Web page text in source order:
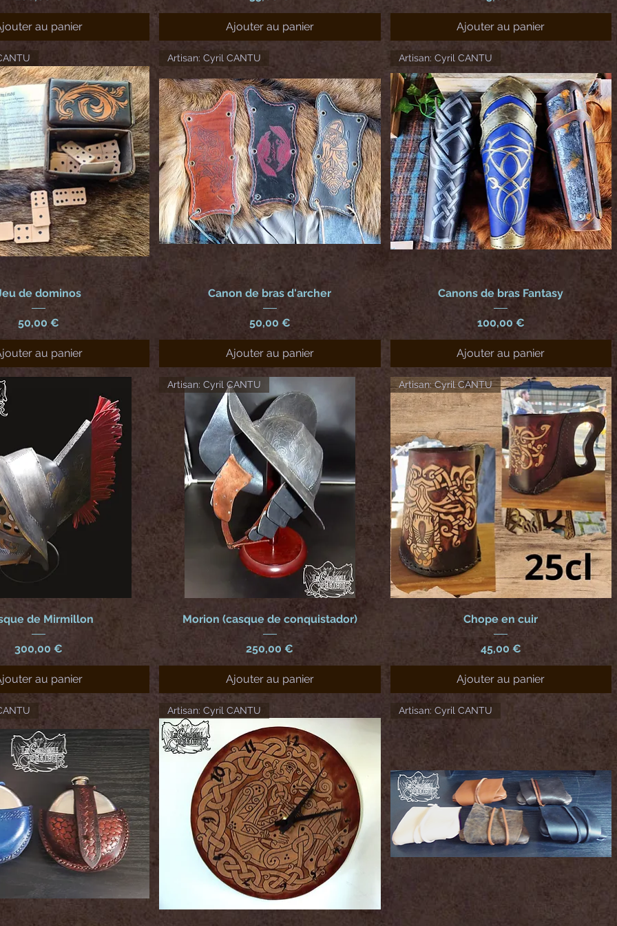
au panier Ajouter au panier Ajouter au panier
de dominos
Prix
50,00 €
au panier
Artisan: Cyril CANTU
Canon de bras d'archer
Prix
50,00 €
Ajouter au panier
Artisan: Cyril CANTU
Canons de bras Fantasy
Prix
100,00 €
Ajouter au panier
de Mirmillon
Prix
300,00 €
au panier
Artisan: Cyril CANTU
Morion (casque de conquistador)
Prix
250,00 €
Ajouter au panier
Artisan: Cyril CANTU
Chope en cuir
Prix
45,00 €
Ajouter au panier
Artisan: Cyril CANTU Artisan: Cyril CANTU